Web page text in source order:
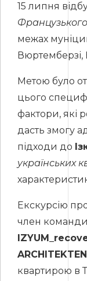
15 липня
межах
Вюртемберзі,
Метою було
цього
фактори, які
дасть змогу
підходи до
українських
Екскурсію
член команди
квартирою в